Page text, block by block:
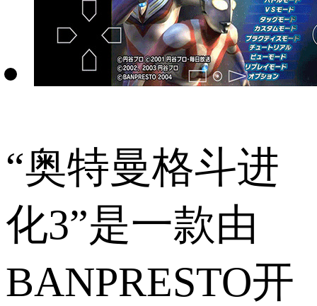
“奥特曼格斗进
化3”是一款由
BANPRESTO开